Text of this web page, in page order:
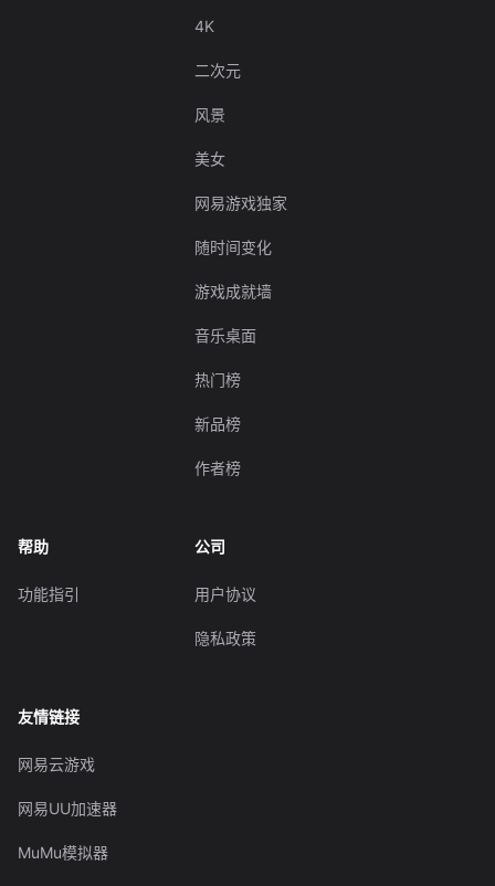
4K
二次元
风景
美女
网易游戏独家
随时间变化
游戏成就墙
音乐桌面
热门榜
新品榜
作者榜
帮助
功能指引
公司
用户协议
隐私政策
友情链接
网易云游戏
网易UU加速器
MuMu模拟器